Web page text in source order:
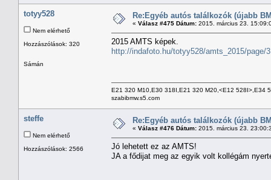
totyy528
Nem elérhető
Hozzászólások: 320
Sámán
Re:Egyéb autós találkozók (újabb
« Válasz #475 Dátum: 2015. március 23.
2015 AMTS képek.
http://indafoto.hu/totyy528/amts_2015/page/3
E21 320 M10,E30 318I,E21 320 M20,<E12 528I>,E34
szabibmw.s5.com
steffe
Nem elérhető
Hozzászólások: 2566
Re:Egyéb autós találkozók (újabb
« Válasz #476 Dátum: 2015. március 23.
Jó lehetett ez az AMTS!
JA a fődijat meg az egyik volt kollégám